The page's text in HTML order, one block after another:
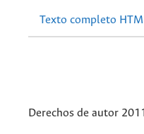
Texto completo
Derechos de autor